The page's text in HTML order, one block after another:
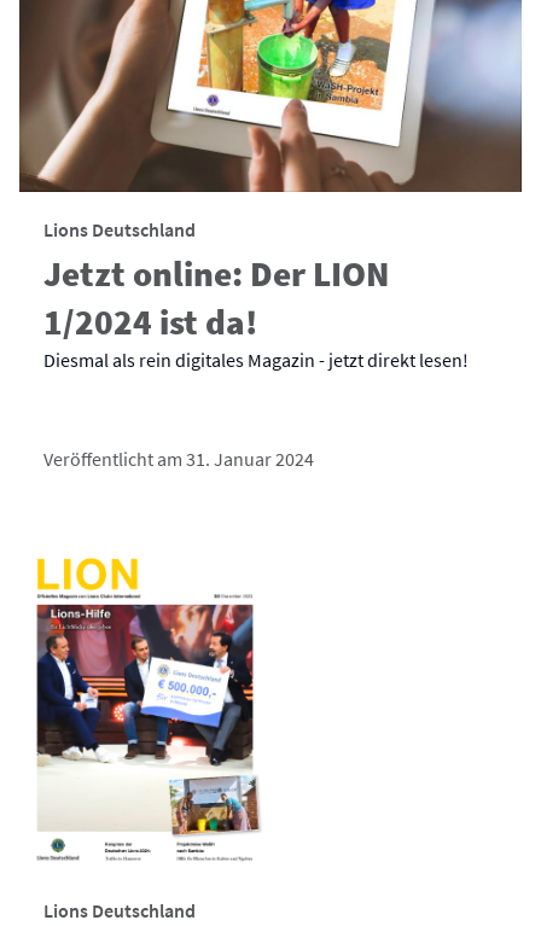
Lions Deutschland
Jetzt online: Der LION
1/2024 ist da!
Diesmal als rein digitales Magazin - jetzt direkt lesen!
Veröffentlicht am 31. Januar 2024
Lions Deutschland